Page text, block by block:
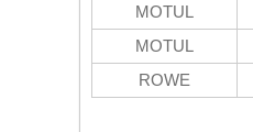
MOTUL
MOTUL
ROWE